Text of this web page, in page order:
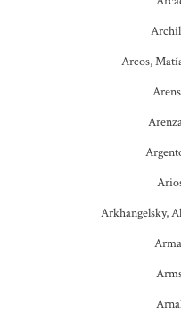
Arcos,
Arkhangelsky,